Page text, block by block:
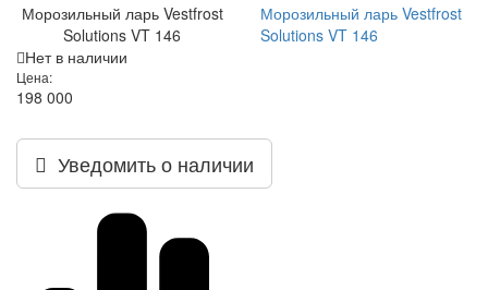
Морозильный ларь Vestfrost
Solutions VT 146
Морозильный ларь Vestfrost
Solutions VT 146
Нет в наличии
Цена:
198 000
Уведомить о наличии